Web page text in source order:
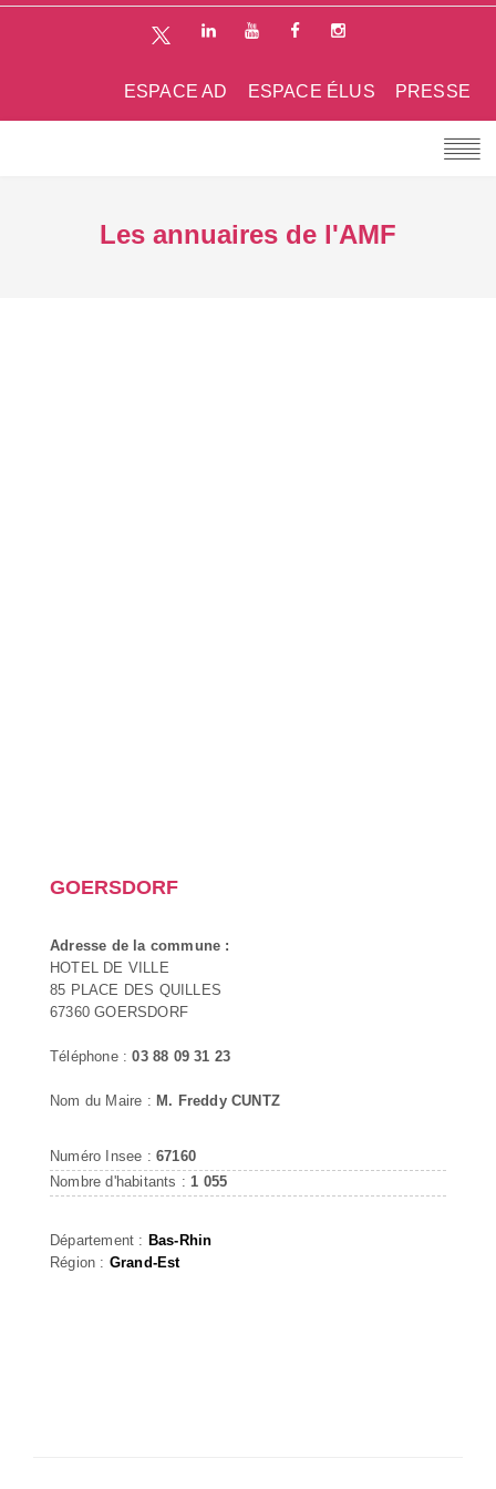
PRESSE
ESPACE ÉLUS
ESPACE AD
Les annuaires de l'AMF
GOERSDORF
Adresse de la commune :
HOTEL DE VILLE
85 PLACE DES QUILLES
67360 GOERSDORF
Téléphone :03 88 09 31 23
Nom du Maire : M. Freddy CUNTZ
Numéro Insee : 67160
Nombre d'habitants : 1 055
Département : Bas-Rhin
Région : Grand-Est